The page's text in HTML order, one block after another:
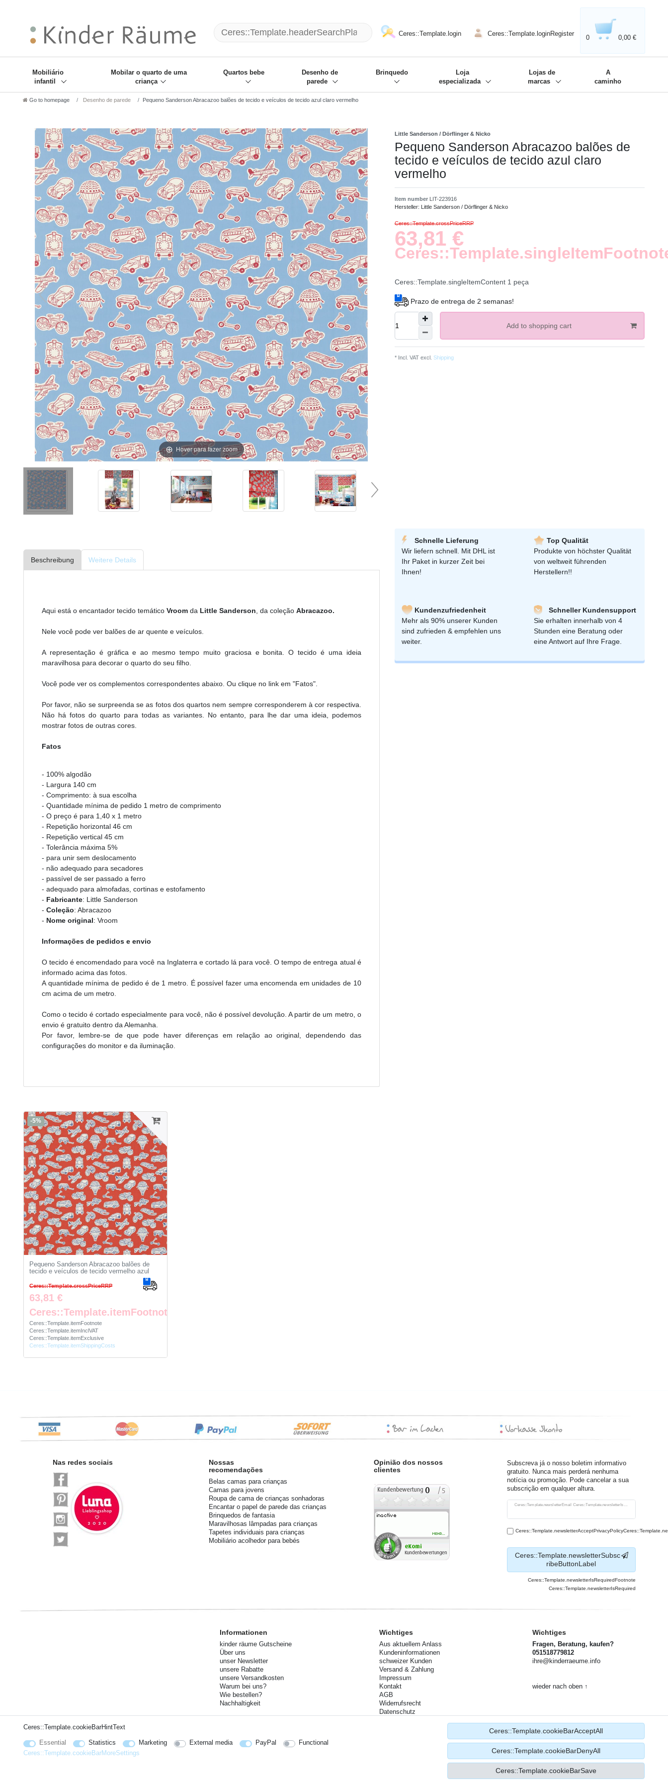
Ceres::Template.login Ceres::Template.loginRegister
0 0,00 €
Mobiliário
infantil
Mobilar o quarto de uma
criança
Quartos bebe
Desenho de
parede
Brinquedo
Loja
especializada
Lojas de
marcas
A
caminho
Go to homepage Desenho de parede Pequeno Sanderson Abracazoo balões de tecido e veículos de tecido azul claro vermelho
Hover para fazer zoom
Little Sanderson / Dörflinger & Nicko
Pequeno Sanderson Abracazoo balões de
tecido e veículos de tecido azul claro
vermelho
Item number LIT-223916
Hersteller: Little Sanderson / Dörflinger & Nicko
Ceres::Template.crossPriceRRP
63,81 €
Ceres::Template.singleItemContent 1 peça
Prazo de entrega de 2 semanas!
Add to shopping cart
* Incl. VAT excl. Shipping
Beschreibung Weitere Details
Aqui está o encantador tecido temático Vroom da Little Sanderson, da coleção Abracazoo.
Nele você pode ver balões de ar quente e veículos.
A representação é gráfica e ao mesmo tempo muito graciosa e bonita. O tecido é uma ideia
maravilhosa para decorar o quarto do seu filho.
Você pode ver os complementos correspondentes abaixo. Ou clique no link em "Fatos".
Por favor, não se surpreenda se as fotos dos quartos nem sempre corresponderem à cor respectiva.
Não há fotos do quarto para todas as variantes. No entanto, para lhe dar uma ideia, podemos
mostrar fotos de outras cores.
Fatos
- 100% algodão
- Largura 140 cm
- Comprimento: à sua escolha
- Quantidade mínima de pedido 1 metro de comprimento
- O preço é para 1,40 x 1 metro
- Repetição horizontal 46 cm
- Repetição vertical 45 cm
- Tolerância máxima 5%
- para unir sem deslocamento
- não adequado para secadores
- passível de ser passado a ferro
- adequado para almofadas, cortinas e estofamento
- Fabricante: Little Sanderson
- Coleção: Abracazoo
- Nome original: Vroom
Informações de pedidos e envio
O tecido é encomendado para você na Inglaterra e cortado lá para você. O tempo de entrega atual é
informado acima das fotos.
A quantidade mínima de pedido é de 1 metro. É possível fazer uma encomenda em unidades de 10
cm acima de um metro.
Como o tecido é cortado especialmente para você, não é possível devolução. A partir de um metro, o
envio é gratuito dentro da Alemanha.
Por favor, lembre-se de que pode haver diferenças em relação ao original, dependendo das
configurações do monitor e da iluminação.
Schnelle Lieferung
Wir liefern schnell. Mit DHL ist
Ihr Paket in kurzer Zeit bei
Ihnen!
Top Qualität
Produkte von höchster Qualität
von weltweit führenden
Herstellern!!
Kundenzufriedenheit
Mehr als 90% unserer Kunden
sind zufrieden & empfehlen uns
weiter.
Schneller Kundensupport
Sie erhalten innerhalb von 4
Stunden eine Beratung oder
eine Antwort auf Ihre Frage.
-5%
Pequeno Sanderson Abracazoo balões de
tecido e veículos de tecido vermelho azul
Ceres::Template.crossPriceRRP
63,81 €
Ceres::Template.itemFootnote
Ceres::Template.itemFootnote
Ceres::Template.itemInclVAT
Ceres::Template.itemExclusive
Ceres::Template.itemShippingCosts
Nas redes sociais
Nossas
recomendações
Belas camas para crianças
Camas para jovens
Roupa de cama de crianças sonhadoras
Encantar o papel de parede das crianças
Brinquedos de fantasia
Maravilhosas lâmpadas para crianças
Tapetes individuais para crianças
Mobiliário acolhedor para bebés
Opinião dos nossos
clientes
Subscreva já o nosso boletim informativo
gratuito. Nunca mais perderá nenhuma
notícia ou promoção. Pode cancelar a sua
subscrição em qualquer altura.
Ceres::Template.newsletterHoneypotLabel
Ceres::Template.newsletterSubsc
ribeButtonLabel
Ceres::Template.newsletterIsRequiredFootnote
Ceres::Template.newsletterIsRequired
Informationen
kinder räume Gutscheine
Über uns
unser Newsletter
unsere Rabatte
unsere Versandkosten
Warum bei uns?
Wie bestellen?
Nachhaltigkeit
Wichtiges
Aus aktuellem Anlass
Kundeninformationen
schweizer Kunden
Versand & Zahlung
Impressum
Kontakt
AGB
Widerrufsrecht
Datenschutz
Wichtiges
Fragen, Beratung, kaufen?
051518779812
ihre@kinderraeume.info
wieder nach oben ↑
Ceres::Template.cookieBarHintText
Essential Statistics Marketing External media PayPal
Functional
Ceres::Template.cookieBarMoreSettings
Ceres::Template.cookieBarAcceptAll
Ceres::Template.cookieBarDenyAll
Ceres::Template.cookieBarSave